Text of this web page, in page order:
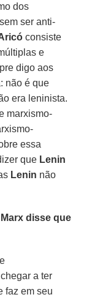
dos
ser anti-
consiste
e
digo aos
não é que
era leninista.
marxismo-
essa
que Lenin
Lenin não
disse que
a ter
faz em seu